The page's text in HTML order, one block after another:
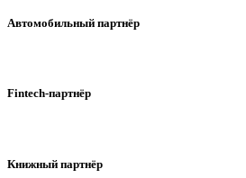
Автомобильный партнёр
Fintech-партнёр
Книжный партнёр